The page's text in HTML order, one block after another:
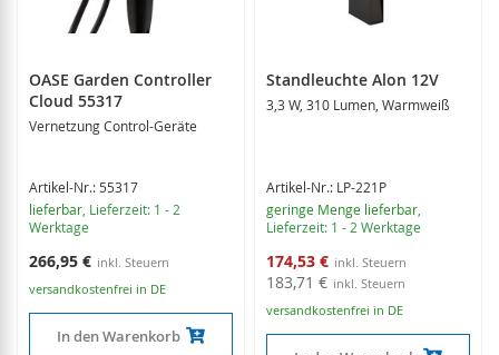
OASE Garden Controller
Cloud 55317
Vernetzung Control-Geräte
Artikel-Nr.: 55317
lieferbar , Lieferzeit: 1 - 2
Werktage
266,95 €
versandkostenfrei in DE
In den Warenkorb
Standleuchte Alon 12V
3,3 W, 310 Lumen, Warmweiß
Artikel-Nr.: LP-221P
geringe Menge lieferbar
Lieferzeit: 1 - 2 Werktage
Sonderangebot
174,53 €
183,71 €
versandkostenfrei in DE